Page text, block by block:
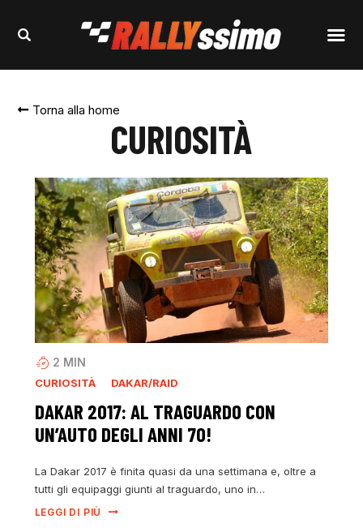
Torna alla home
CURIOSITÀ
2 MIN
CURIOSITÀ DAKAR/RAID
DAKAR 2017: AL TRAGUARDO CON
UN’AUTO DEGLI ANNI 70!
La Dakar 2017 è finita quasi da una settimana e, oltre a
tutti gli equipaggi giunti al traguardo, uno in…
LEGGI DI PIÙ